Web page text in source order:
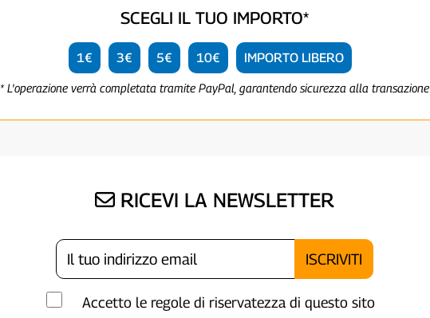
SCEGLI IL TUO IMPORTO*
1€ 3€ 5€ 10€ IMPORTO LIBERO
* L'operazione verrà completata tramite PayPal, garantendo sicurezza alla transazione
RICEVI LA NEWSLETTER
Accetto le regole di riservatezza di questo sito